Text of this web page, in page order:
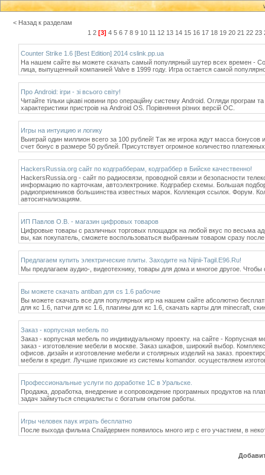
< Назад к разделам
1 2 [3] 4 5 6 7 8 9 10 11 12 13 14 15 16 17 18 19 20 21 22 23
Counter Strike 1.6 [Best Edition] 2014 cslink.pp.ua
На нашем сайте вы можете скачать самый популярный шутер всех времен -
лица, выпущенный компанией Valve в 1999 году. Игра остается самой
Про Android: iгри - зi всього свiту!
Читайте тiльки цiкавi новини про операцiйну систему Android. Огляди програм
характеристики пристроiв на Android OS. Порiвняння рiзних версiй ОС.
Игры на интуицию и логику
Выиграй один миллион всего за 100 рублей! Так же игрока ждут масса
счет бонус в размере 50 рублей. Присутствует огромное количество
HackersRussia.org сайт по кодграбберам, кодграббер в Бийске качественно!
HackersRussia.org - сайт по радиосвязи, проводной связи и безопасности
информацию по карточкам, автоэлектронике. Кодграбер схемы. Большая
радиоприемников большинства известных марок. Коллекция ссылок. Форум.
автосигнализациям.
ИП Павлов О.В. - магазин цифровых товаров
Цифровые товары с различных торговых площадок на любой вкус по весьма
вы, как покупатель, сможете воспользоваться выбранным товаром сразу
Предлагаем купить электрические плиты. Заходите на Nijnii-Tagil.E96.Ru!
Мы предлагаем аудио-, видеотехнику, товары для дома и многое другое. Чтобы
Вы можете скачать antiban для cs 1.6 рабочие
Вы можете скачать все для популярных игр на нашем сайте абсолютно
для кс 1.6, патчи для кс 1.6, плагины для кс 1.6, скачать карты для minecraft,
Заказ - корпусная мебель по
Заказ - корпусная мебель по индивидуальному проекту. на сайте - Корпусная
заказ - изготовление мебели в москве. Заказ шкафов, широкий выбор.
офисов. дизайн и изготовление мебели и столярных изделий на заказ.
мебели в кредит. Лучшие прихожие из системы komandor. осуществляем
Профессиональные услуги по доработке 1С в Уральске.
Продажа, доработка, внедрение и сопровождение програмных продуктов на
задач займуться специалисты с богатым опытом работы.
Игры человек паук играть бесплатно
После выхода фильма Спайдермен появилось много игр с его участием, в